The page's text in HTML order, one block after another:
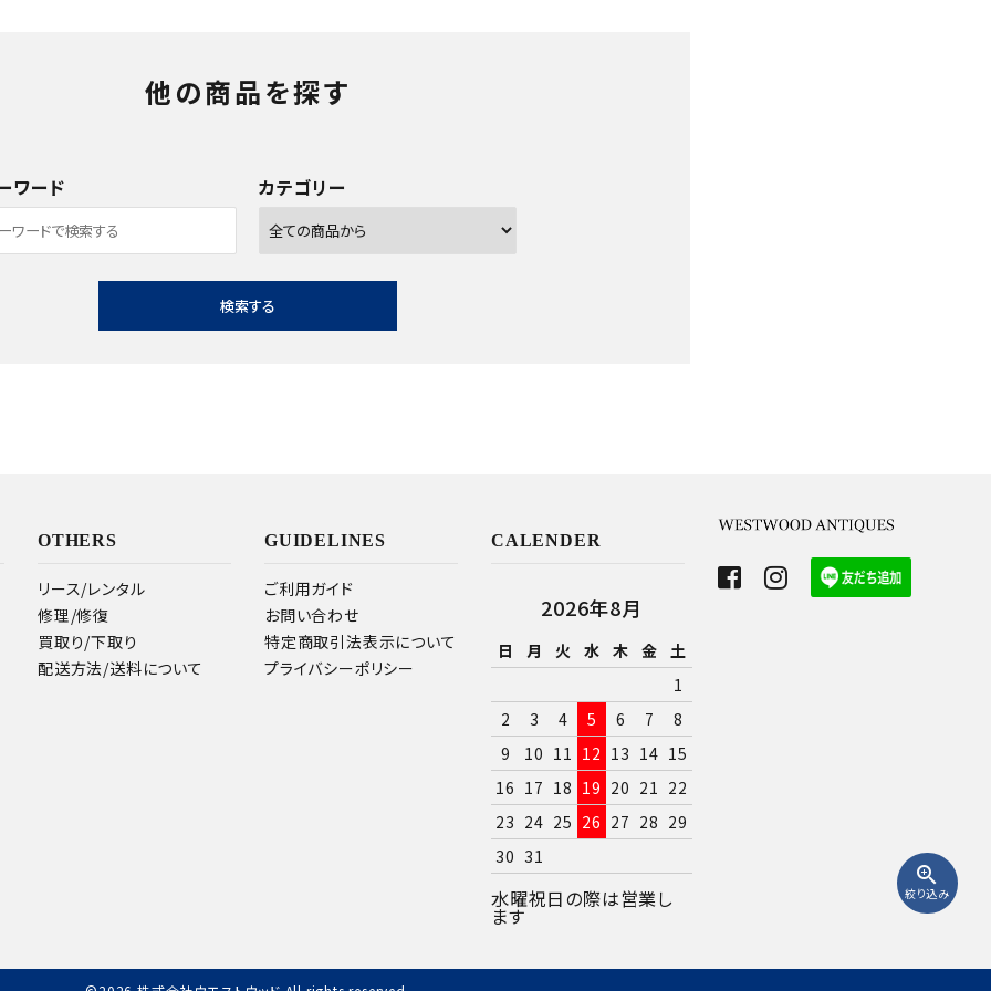
他の商品を探す
ワード カテゴリー
検索する
zoom_in
絞り込み
OTHERS
リース/レンタル
修理/修復
買取り/下取り
配送方法/送料について
GUIDELINES
ご利用ガイド
お問い合わせ
特定商取引法表示について
プライバシーポリシー
CALENDER
2026年8月
日 月 火 水 木 金 土
1
2
3 4 5 6 7
8
9
10 11 12 13 14 15
16 17 18 19 20 21 22
23 24 25 26 27 28 29
30 31
水曜祝日の際は営業し
ます